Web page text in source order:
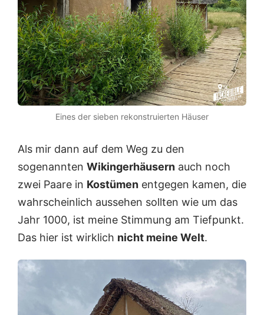
Eines der sieben rekonstruierten Häuser
Als mir dann auf dem Weg zu den
sogenannten Wikingerhäusern auch noch
zwei Paare in Kostümen entgegen kamen, die
wahrscheinlich aussehen sollten wie um das
Jahr 1000, ist meine Stimmung am Tiefpunkt.
Das hier ist wirklich nicht meine Welt.